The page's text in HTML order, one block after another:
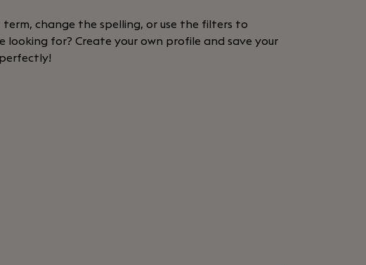
change the spelling, or use the filters to
for? Create your own profile and save your